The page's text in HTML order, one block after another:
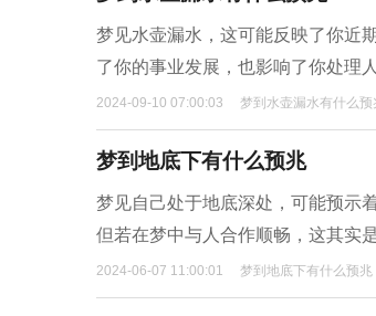
梦见水壶漏水，这可能反映了你近
了你的事业发展，也影响了你处理
2024-09-10 07:00:03 梦到水壶漏水有什么预
梦到地底下有什么预兆
梦见自己处于地底深处，可能预示
但若在梦中与人合作顺畅，这其实
2024-06-07 11:00:01 梦到地底下有什么预兆